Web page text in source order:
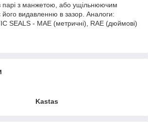
парі з манжетою, або ущільнюючим
його видавленню в зазор. Аналоги:
SEALS - MAE (метричні), RAE (дюймові)
Kastas